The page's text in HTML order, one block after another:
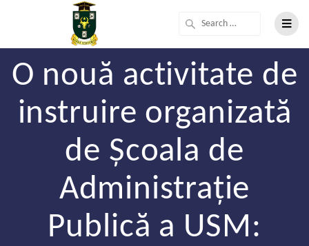
O nouă activitate de
instruire organizată
de Școala de
Administrație
Publică a USM: